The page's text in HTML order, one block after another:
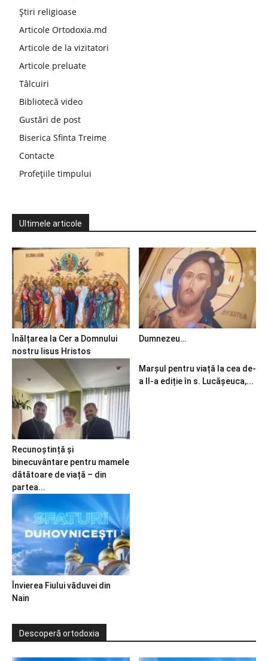
Știri religioase
Articole Ortodoxia.md
Articole de la vizitatori
Articole preluate
Tâlcuiri
Bibliotecă video
Gustări de post
Biserica Sfinta Treime
Contacte
Profețiile timpului
Ultimele articole
Înălțarea la Cer a Domnului
nostru Iisus Hristos
Dumnezeu…
Recunoștință și
binecuvântare pentru mamele
dătătoare de viață – din
partea...
Marșul pentru viață la cea de-
a II-a ediție în s. Lucășeuca,...
Învierea Fiului văduvei din
Nain
Descoperă ortodoxia